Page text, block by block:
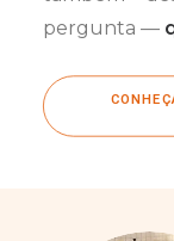
pergunta —